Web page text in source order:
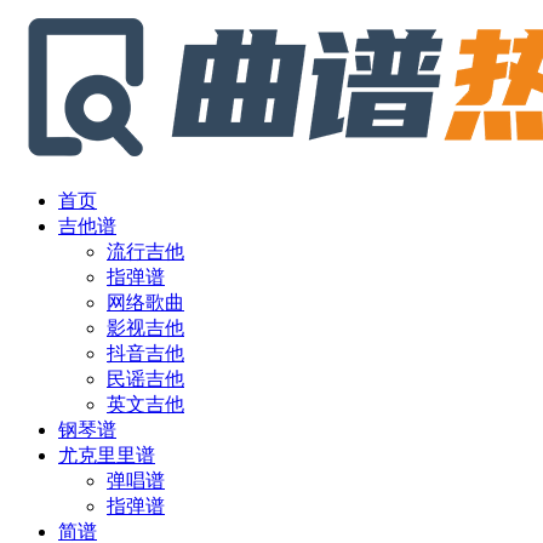
首页
吉他谱
流行吉他
指弹谱
网络歌曲
影视吉他
抖音吉他
民谣吉他
英文吉他
钢琴谱
尤克里里谱
弹唱谱
指弹谱
简谱